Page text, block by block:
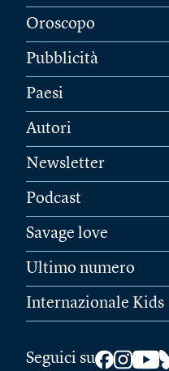
Oroscopo
Pubblicità
Paesi
Autori
Newsletter
Podcast
Savage love
Ultimo numero
Internazionale Kids
Seguici su